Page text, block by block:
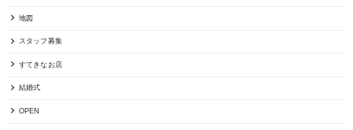
地図
スタッフ募集
すてきなお店
結婚式
OPEN